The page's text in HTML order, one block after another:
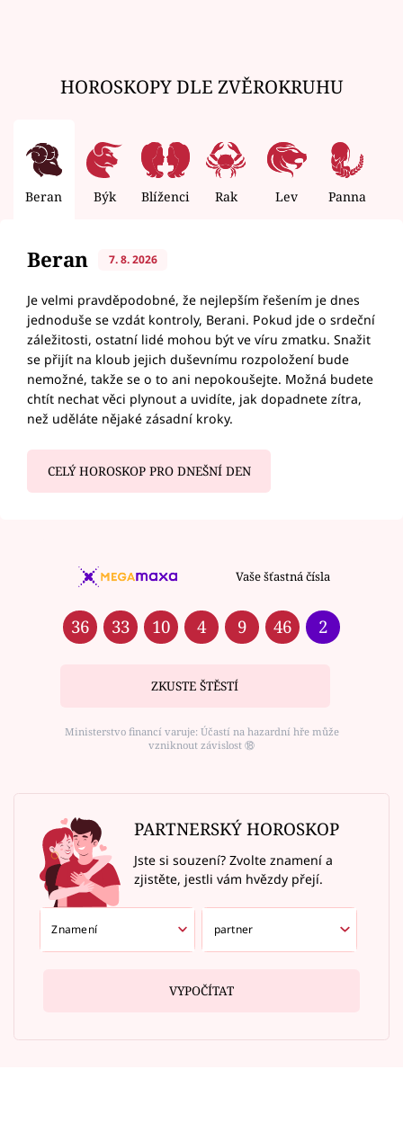
HOROSKOPY DLE ZVĚROKRUHU
Beran Býk Blíženci Rak Lev Panna
Beran 7. 8. 2026
Je velmi pravděpodobné, že nejlepším řešením je dnes
jednoduše se vzdát kontroly, Berani. Pokud jde o srdeční
záležitosti, ostatní lidé mohou být ve víru zmatku. Snažit
se přijít na kloub jejich duševnímu rozpoložení bude
nemožné, takže se o to ani nepokoušejte. Možná budete
chtít nechat věci plynout a uvidíte, jak dopadnete zítra,
než uděláte nějaké zásadní kroky.
CELÝ HOROSKOP PRO DNEŠNÍ DEN
Vaše šťastná čísla
36 33 10 4 9 46 2
ZKUSTE ŠTĚSTÍ
Ministerstvo financí varuje: Účastí na hazardní hře může
vzniknout závislost ⑱
PARTNERSKÝ HOROSKOP
Jste si souzení? Zvolte znamení a
zjistěte, jestli vám hvězdy přejí.
VYPOČÍTAT